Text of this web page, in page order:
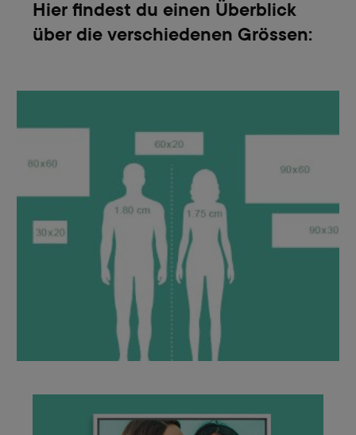
Hier findest du einen Überblick
über die verschiedenen Grössen: